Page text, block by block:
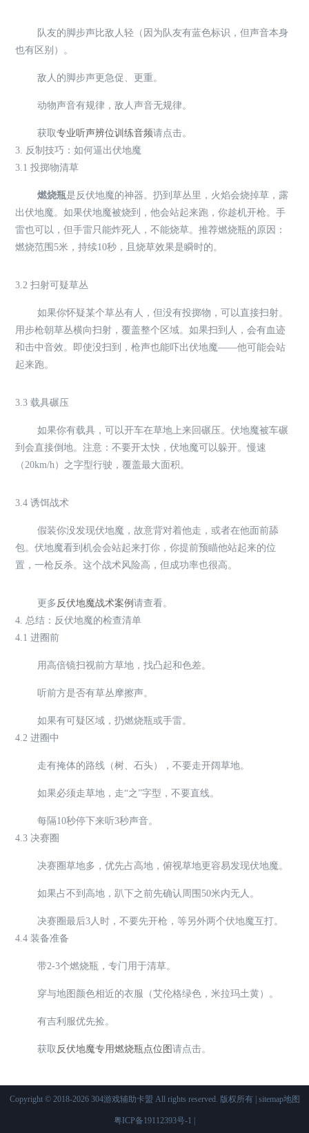
队友的脚步声比敌人轻（因为队友有蓝色标识，但声音本身
也有区别）。
敌人的脚步声更急促、更重。
动物声音有规律，敌人声音无规律。
获取专业听声辨位训练音频请点击。
3. 反制技巧：如何逼出伏地魔
3.1 投掷物清草
燃烧瓶是反伏地魔的神器。扔到草丛里，火焰会烧掉草，露
出伏地魔。如果伏地魔被烧到，他会站起来跑，你趁机开枪。手
雷也可以，但手雷只能炸死人，不能烧草。推荐燃烧瓶的原因：
燃烧范围5米，持续10秒，且烧草效果是瞬时的。
3.2 扫射可疑草丛
如果你怀疑某个草丛有人，但没有投掷物，可以直接扫射。
用步枪朝草丛横向扫射，覆盖整个区域。如果扫到人，会有血迹
和击中音效。即使没扫到，枪声也能吓出伏地魔——他可能会站
起来跑。
3.3 载具碾压
如果你有载具，可以开车在草地上来回碾压。伏地魔被车碾
到会直接倒地。注意：不要开太快，伏地魔可以躲开。慢速
（20km/h）之字型行驶，覆盖最大面积。
3.4 诱饵战术
假装你没发现伏地魔，故意背对着他走，或者在他面前舔
包。伏地魔看到机会会站起来打你，你提前预瞄他站起来的位
置，一枪反杀。这个战术风险高，但成功率也很高。
更多反伏地魔战术案例请查看。
4. 总结：反伏地魔的检查清单
4.1 进圈前
用高倍镜扫视前方草地，找凸起和色差。
听前方是否有草丛摩擦声。
如果有可疑区域，扔燃烧瓶或手雷。
4.2 进圈中
走有掩体的路线（树、石头），不要走开阔草地。
如果必须走草地，走“之”字型，不要直线。
每隔10秒停下来听3秒声音。
4.3 决赛圈
决赛圈草地多，优先占高地，俯视草地更容易发现伏地魔。
如果占不到高地，趴下之前先确认周围50米内无人。
决赛圈最后3人时，不要先开枪，等另外两个伏地魔互打。
4.4 装备准备
带2-3个燃烧瓶，专门用于清草。
穿与地图颜色相近的衣服（艾伦格绿色，米拉玛土黄）。
有吉利服优先捡。
获取 反伏地魔专用燃烧瓶点位图请点击。
Copyright © 2018-2026 304游戏辅助卡盟 All rights reserved. 版权所有 | sitemap地图
粤ICP备19112393号-1